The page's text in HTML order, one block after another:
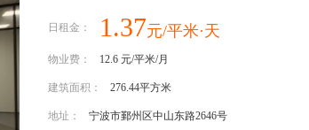
日租金： 1.37元/平米·天
物业费： 12.6 元/平米/月
建筑面积： 276.44平方米
地址： 宁波市鄞州区中山东路2646号